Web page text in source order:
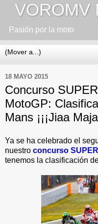
VOROMV
Pasión por la moto
18 MAYO 2015
Concurso
MotoGP:
Mans ¡¡¡Jiaa
Ya se ha celebrado el
nuestro concurso
tenemos la clasificación